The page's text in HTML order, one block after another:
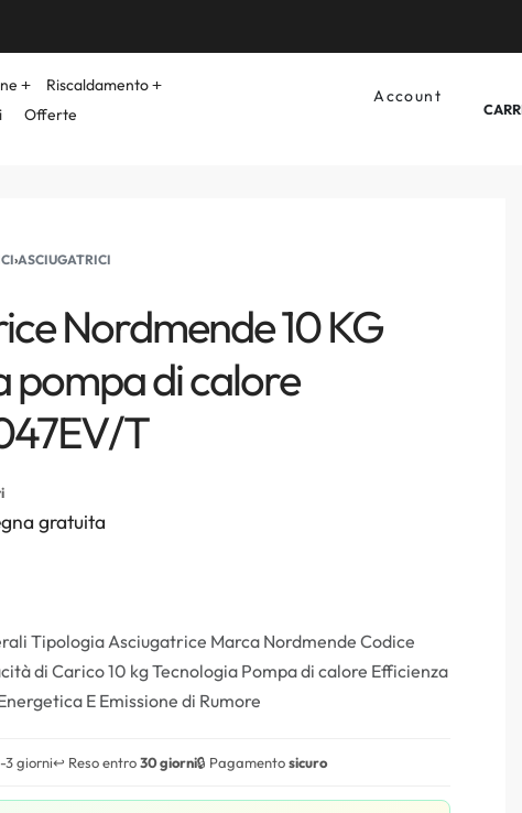
Riscaldamento
Offerte
Account
›ASCIUGATRICI
Nordmende 10 KG
pompa di calore
T
gratuita
Tipologia Asciugatrice Marca Nordmende Codice
di Carico 10 kg Tecnologia Pompa di calore Efficienza
E Emissione di Rumore
3 giorni↩️ Reso entro30 giorni🔒 Pagamentosicuro